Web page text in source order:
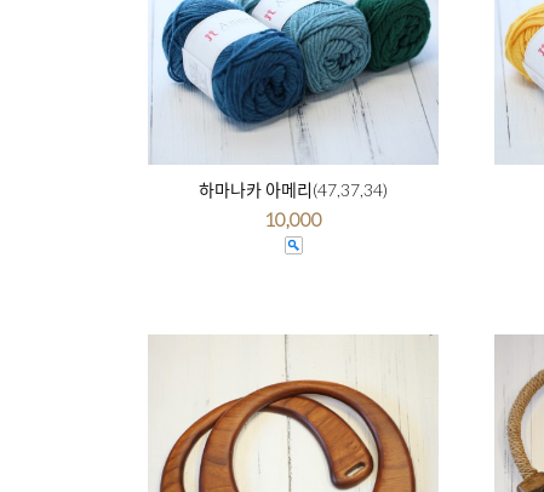
하마나카 아메리(47,37,34)
10,000